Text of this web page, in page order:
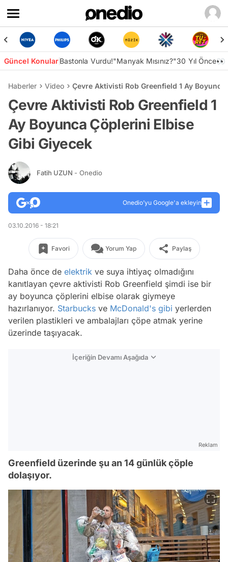
Güncel KonularBastonla Vurdu!"Manyak Mısınız?"30 Yıl Önce👀
Haberler Video Çevre Aktivisti Rob Greenfield 1 Ay
Çevre Aktivisti Rob Greenfield 1
Ay Boyunca Çöplerini Elbise
Gibi Giyecek
Fatih UZUN - Onedio
Onedio’yu Google'a ekleyin
03.10.2016 - 18:21
Favori Yorum Yap Paylaş
Daha önce de elektrik ve suya ihtiyaç olmadığını
kanıtlayan çevre aktivisti Rob Greenfield şimdi ise bir
ay boyunca çöplerini elbise olarak giymeye
hazırlanıyor. Starbucks ve McDonald's gibi yerlerden
verilen plastikleri ve ambalajları çöpe atmak yerine
üzerinde taşıyacak.
İçeriğin Devamı Aşağıda
Reklam
Greenfield üzerinde şu an 14 günlük çöple
dolaşıyor.